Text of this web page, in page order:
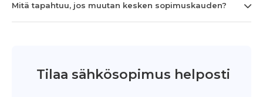
Mitä tapahtuu, jos muutan kesken sopimuskauden?
Tilaa sähkösopimus helposti